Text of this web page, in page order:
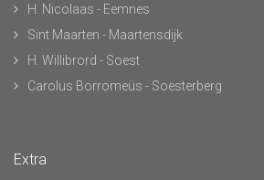
H. Nicolaas - Eemnes
Sint Maarten - Maartensdijk
H. Willibrord - Soest
Carolus Borromeüs - Soesterberg
Extra